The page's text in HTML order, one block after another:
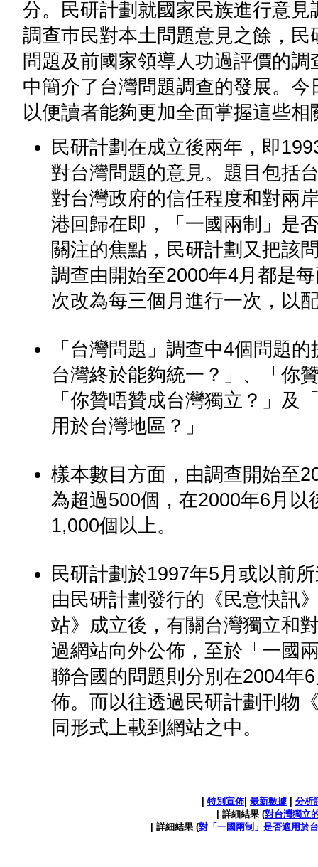
分。民研計劃就國家民族進行意
調查巿民對本土問題意見之餘，
問題及前國家領導人功過評價的
中簡介了台灣問題調查的發展。
以便讀者能夠更加全面掌握這些
民研計劃在成立後兩年，即
對台灣問題的意見。題目包括
對台灣政府的信任程度和對兩
港回歸在即，「一國兩制」是
關注的焦點，民研計劃又把該
調查由開始至2000年4月都是
次改為每三個月進行一次，以
「台灣問題」調查中4個問題
台灣終於能夠統一？」、「你
「你贊唔贊成台灣獨立？」及
用於台灣地區？」
樣本數目方面，由調查開始至
為超過500個，在2000年6月
1,000個以上。
民研計劃於1997年5月或以前
由民研計劃發行的《民意快訊
站》成立後，有關台灣獨立和
過網站向外公佈，至於「一國
聯合國的問題則分別在2004年
佈。而以往透過民研計劃刊物
同形式上載到網站之中。
特別宣佈| 最新數據
分析
| 詳細結果 (對台灣獨立
| 詳細結果 (對「一國兩制」是否適用於